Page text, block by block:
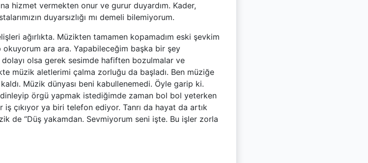
hizmet vermekten onur ve gurur duyardım. Kader,
duyarsızlığı mı demeli bilemiyorum.
ağırlıkta. Müzikten tamamen kopamadım eski şevkim
okuyorum ara ara. Yapabileceğim başka bir şey
dolayı olsa gerek sesimde hafiften bozulmalar ve
müzik aletlerimi çalma zorluğu da başladı. Ben müziğe
Müzik dünyası beni kabullenemedi. Öyle garip ki.
örgü yapmak istediğimde zaman bol bol yeterken
çıkıyor ya biri telefon ediyor. Tanrı da hayat da artık
de “Düş yakamdan. Sevmiyorum seni işte. Bu işler zorla